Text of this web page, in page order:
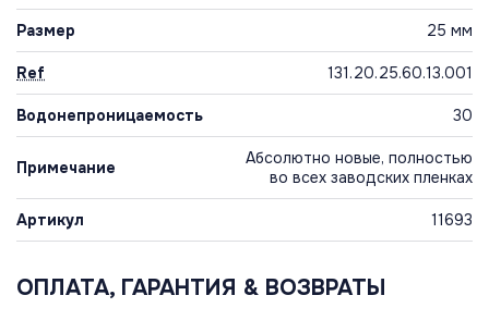
Размер 25 мм
Ref 131.20.25.60.13.001
Водонепроницаемость 30
Примечание
Абсолютно новые, полностью
во всех заводских пленках
Артикул 11693
ОПЛАТА, ГАРАНТИЯ & ВОЗВРАТЫ